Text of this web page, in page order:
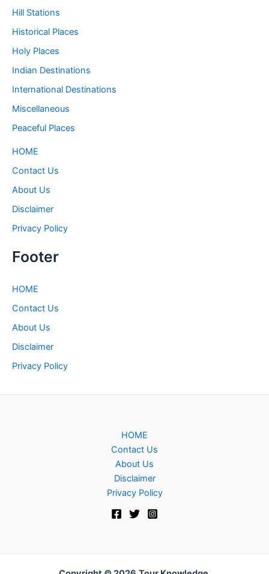
Hill Stations
Historical Places
Holy Places
Indian Destinations
International Destinations
Miscellaneous
Peaceful Places
HOME
Contact Us
About Us
Disclaimer
Privacy Policy
Footer
HOME
Contact Us
About Us
Disclaimer
Privacy Policy
HOME
Contact Us
About Us
Disclaimer
Privacy Policy